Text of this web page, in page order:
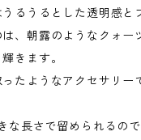
るうるとした透明感と
、朝露のようなクォー
きます。
たようなアクセサリー
な長さで留められるの